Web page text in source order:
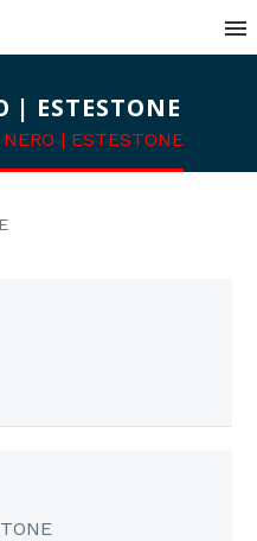
| ESTESTONE
| ESTESTONE